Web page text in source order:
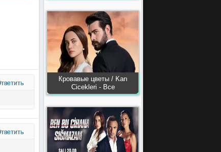
Кровавые цветы / Kan
Сiсekleri - Все